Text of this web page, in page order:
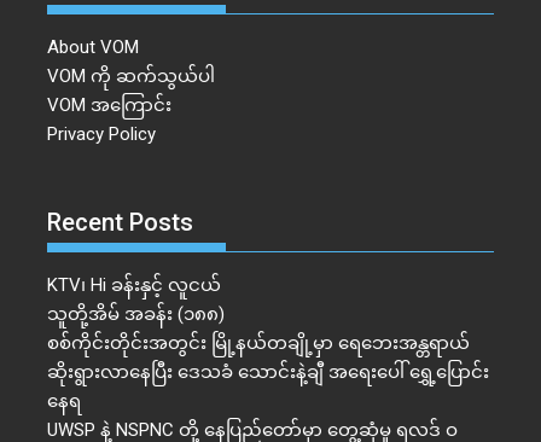
About VOM
VOM ကို ဆက်သွယ်ပါ
VOM အကြောင်း
Privacy Policy
Recent Posts
KTV၊ Hi ခန်းနှင့် လူငယ်
သူတို့အိမ် အခန်း (၁၈၈)
စစ်ကိုင်းတိုင်းအတွင်း မြို့နယ်တချို့မှာ ရေဘေးအန္တရာယ်
ဆိုးရွားလာနေပြီး ဒေသခံ သောင်းနဲ့ချီ အရေးပေါ် ရွှေ့ပြောင်း
နေရ
UWSP နဲ့ NSPNC တို့ နေပြည်တော်မှာ တွေ့ဆုံမှု ရလဒ် ဝ